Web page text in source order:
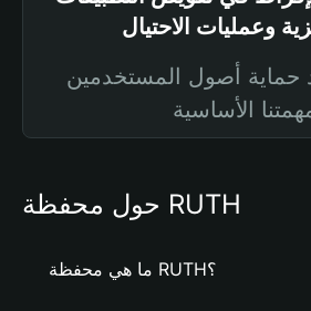
وعمليات الاحتيال
حماية أصول المستخدمين
حول محفظة RUTH
ما هي محفظة RUTH؟